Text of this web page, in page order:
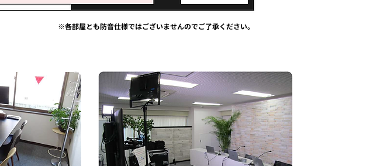
※各部屋とも防音仕様ではございませんのでご了承ください。